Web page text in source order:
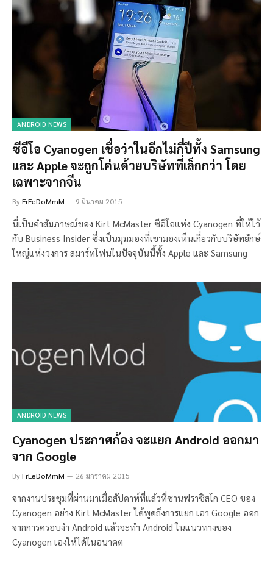
ANDROID NEWS
ซีอีโอ Cyanogen เชื่อว่าในอีกไม่กี่ปีทั้ง Samsung
และ Apple จะถูกโค่นด้วยบริษัทที่เล็กกว่า โดย
เฉพาะจากจีน
ByFrEeDoMmM 9 มีนาคม 2015
นี่เป็นคำสัมภาษณ์ของ Kirt McMaster ซีอีโอแห่ง Cyanogen ที่ให้ไว้
กับ Business Insider ซึ่งเป็นมุมมองที่เขามองเห็นเกี่ยวกับบริษัทยักษ์
ใหญ่แห่งวงการ สมาร์ทโฟนในปัจจุบันนี้ทั้ง Apple และ Samsung
ANDROID NEWS
Cyanogen ประกาศก้อง จะแยก Android ออกมา
จาก Google
ByFrEeDoMmM 26 มกราคม 2015
จากงานประชุมที่ผ่านมาเมื่อสัปดาห์ที่แล้วที่ซานฟราซิสโก CEO ของ
Cyanogen อย่าง Kirt McMaster ได้พูดถึงการแยก เอา Google ออก
จากการครอบงำ Android แล้วจะทำ Android ในแนวทางของ
Cyanogen เองให้ได้ในอนาคต